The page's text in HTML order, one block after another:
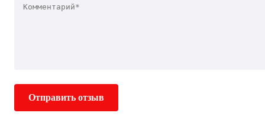
Отправить отзыв